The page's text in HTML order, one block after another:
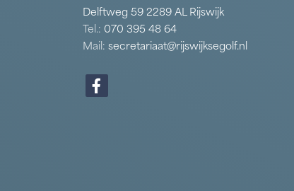
Delftweg 59 2289 AL Rijswijk
Tel.: 070 395 48 64
Mail: secretariaat@rijswijksegolf.nl